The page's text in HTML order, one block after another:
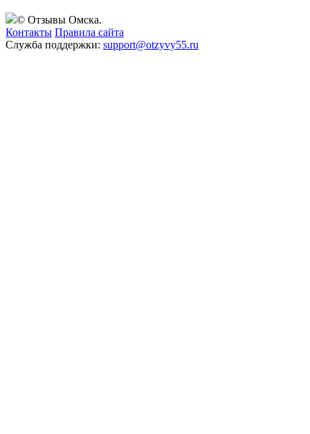
© Отзывы Омска.
Контакты Правила сайта
Служба поддержки: support@otzyvy55.ru